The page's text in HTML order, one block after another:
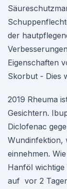
der
Eigenschaften
Skorbut - Dies
2019 Rheuma
Gesichtern.
Diclofenac
Wundinfektion,
einnehmen.
Hanföl wichtige
auf vor 2